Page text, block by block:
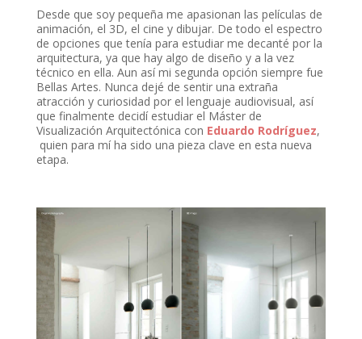
Desde que soy pequeña me apasionan las películas de
animación, el 3D, el cine y dibujar. De todo el espectro
de opciones que tenía para estudiar me decanté por la
arquitectura, ya que hay algo de diseño y a la vez
técnico en ella. Aun así mi segunda opción siempre fue
Bellas Artes. Nunca dejé de sentir una extraña
atracción y curiosidad por el lenguaje audiovisual, así
que finalmente decidí estudiar el Máster de
Visualización Arquitectónica con Eduardo Rodríguez,
quien para mí ha sido una pieza clave en esta nueva
etapa.